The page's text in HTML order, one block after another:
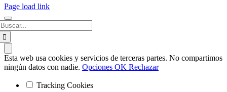
Page load link
Esta web usa cookies y servicios de terceras partes. No compartimos
ningún datos con nadie. Opciones OK Rechazar
Tracking Cookies